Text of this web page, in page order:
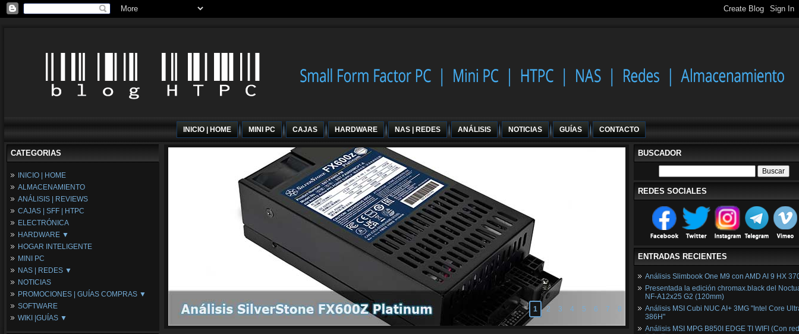
INICIO | HOME MINI PC CAJAS HARDWARE NAS | REDES ANÁLISIS NOTICIAS GUÍAS CONTACTO
CATEGORIAS
INICIO | HOME
ALMACENAMIENTO
ANÁLISIS | REVIEWS
CAJAS | SFF | HTPC
ELECTRÓNICA
HARDWARE ▼
Fuentes de Alimentación
Memória RAM
Placas Base
Procesadores
Periféricos
Refrigeración
Tarjetas Gráficas
HOGAR INTELIGENTE
MINI PC
NAS | REDES ▼
NAS
Espacio Synology
Redes
NOTICIAS
PROMOCIONES | GUÍAS COMPRAS ▼
Configuraciones Ordenadores
Guías de Compras
SOFTWARE
WIKI |GUÍAS ▼
1 2 3 4 5 6 7 8
BUSCADOR
REDES SOCIALES
ENTRADAS RECIENTES
Análisis Slimbook One M9 con AMD AI 9 HX
Presentada la edición chromax.black del
NF‑A12x25 G2 (120mm)
Análisis MSI Cubi NUC AI+ 3MG "Intel Core
386H"
Análisis MSI MPG B850I EDGE TI WIFI (Con